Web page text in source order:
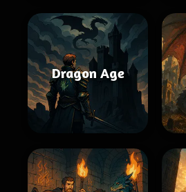
Dragon Age